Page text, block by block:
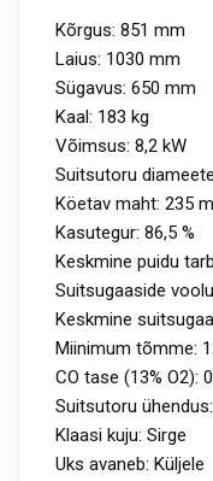
Kõrgus: 851 mm
Laius: 1030 mm
Sügavus: 650 mm
Kaal: 183 kg
Võimsus: 8,2 kW
Suitsutoru
Köetav maht: 235
Kasutegur: 86,5 %
Keskmine puidu
Suitsugaaside
Keskmine
Miinimum tõmme:
CO tase (13% O2):
Suitsutoru
Klaasi kuju: Sirge
Uks avaneb: Küljele